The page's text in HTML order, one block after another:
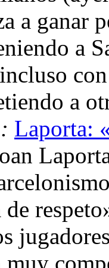
a ganar
a
a
Laporta: